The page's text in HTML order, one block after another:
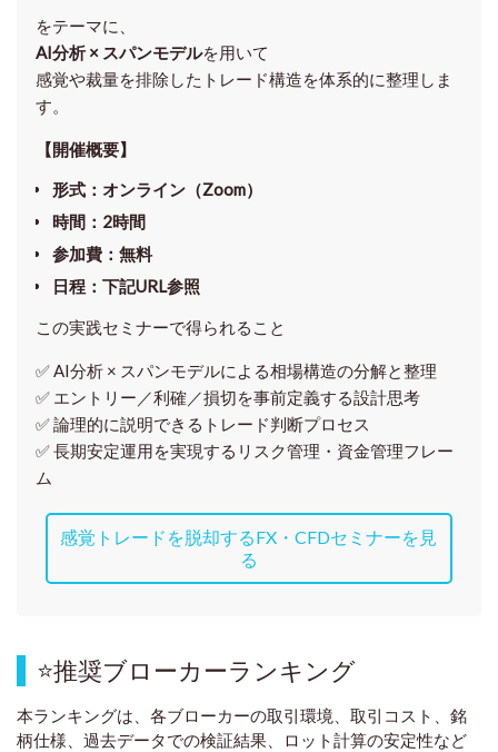
をテーマに、
AI分析 × スパンモデルを用いて
感覚や裁量を排除したトレード構造を体系的に整理しま
す。
【開催概要】
形式：オンライン（Zoom）
時間：2時間
参加費：無料
日程：下記URL参照
この実践セミナーで得られること
✅ AI分析 × スパンモデルによる相場構造の分解と整理
✅ エントリー／利確／損切を事前定義する設計思考
✅ 論理的に説明できるトレード判断プロセス
✅ 長期安定運用を実現するリスク管理・資金管理フレー
ム
感覚トレードを脱却するFX・CFDセミナーを見
る
⭐推奨ブローカーランキング
本ランキングは、各ブローカーの取引環境、取引コスト、銘
柄仕様、過去データでの検証結果、ロット計算の安定性など